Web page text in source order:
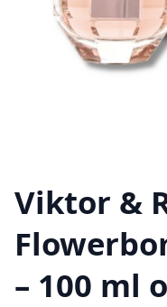
Viktor &
– 100 ml